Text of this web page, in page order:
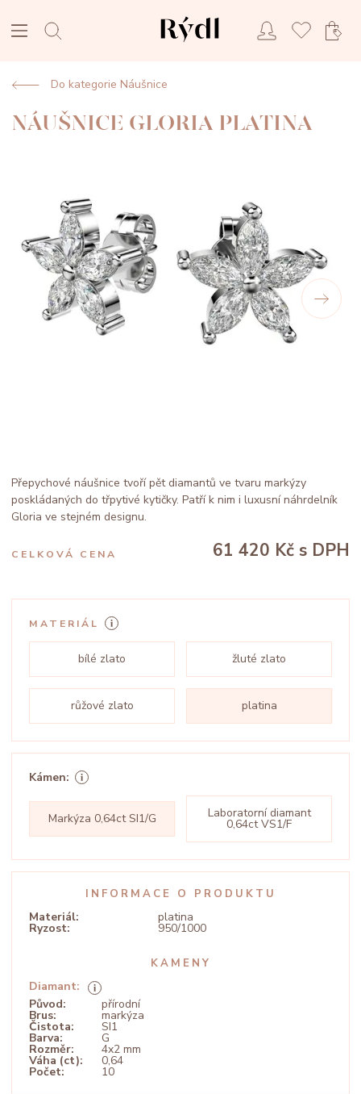
Do kategorie Náušnice
NÁUŠNICE GLORIA PLATINA
Přepychové náušnice tvoří pět diamantů ve tvaru markýzy
poskládaných do třpytivé kytičky. Patří k nim i luxusní náhrdelník
Gloria ve stejném designu.
CELKOVÁ CENA 61 420 Kč s DPH
MATERIÁL
bílé zlato žluté zlato
růžové zlato platina
Kámen:
Markýza 0,64ct SI1/G Laboratorní diamant
0,64ct VS1/F
INFORMACE O PRODUKTU
Materiál: platina
Ryzost: 950/1000
KAMENY
Diamant:
Původ:
přírodní
Brus: markýza
Čistota: SI1
Barva: G
Rozměr: 4x2 mm
Váha (ct): 0,64
Počet: 10